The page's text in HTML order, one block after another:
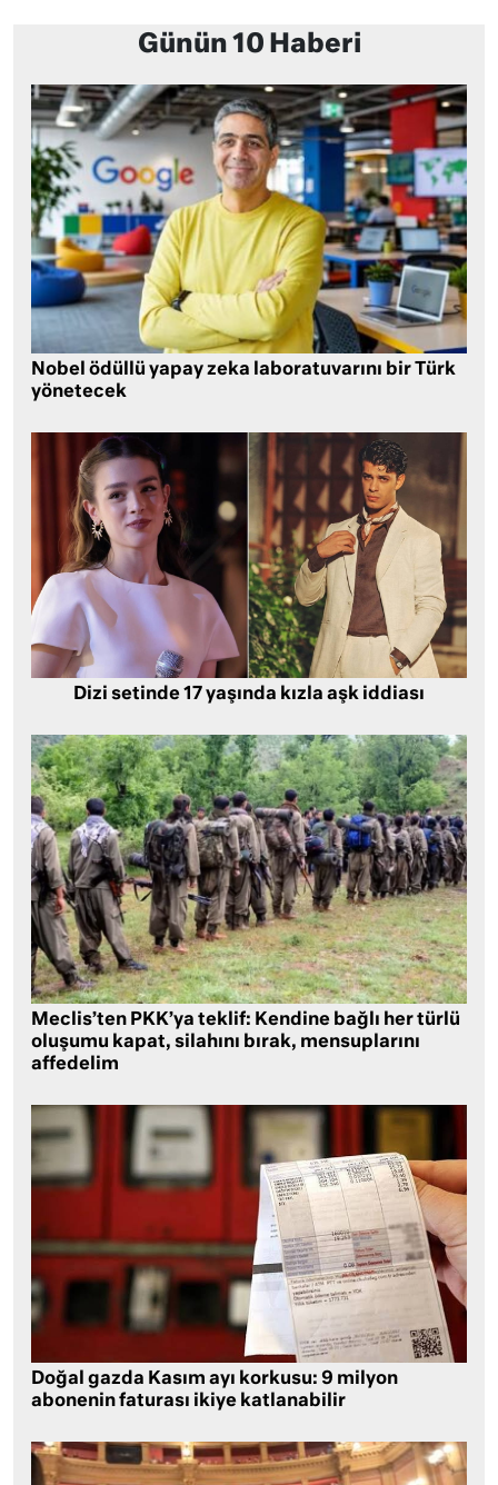
Günün 10 Haberi
Nobel ödüllü yapay zeka laboratuvarını bir Türk
yönetecek
Dizi setinde 17 yaşında kızla aşk iddiası
Meclis’ten PKK’ya teklif: Kendine bağlı her türlü
oluşumu kapat, silahını bırak, mensuplarını
affedelim
Doğal gazda Kasım ayı korkusu: 9 milyon
abonenin faturası ikiye katlanabilir